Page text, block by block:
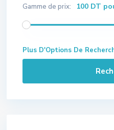
Gamme de prix: 100 DT
Plus D'Options De